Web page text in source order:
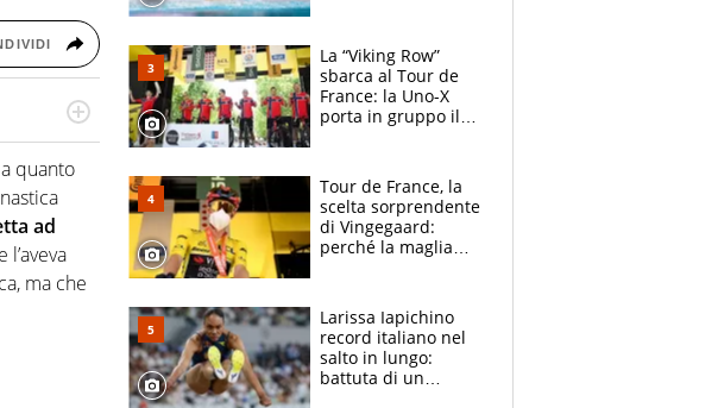
Provate a
quanto
ad
l’aveva
ma che
mirino
La “Viking Row”
sbarca al Tour de
France: la Uno-X
porta in gruppo il
compagni
Tour de France, la
scelta sorprendente
di Vingegaard:
perché la maglia
rischio da evitare
Larissa Iapichino
record italiano nel
salto in lungo:
battuta di un